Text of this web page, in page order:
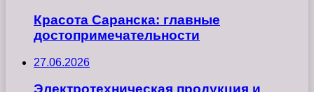
Красота Саранска: главные
достопримечательности
27.06.2026
Электротехническая продукция и